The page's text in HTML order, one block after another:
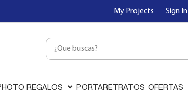
My Projects Sign In
REGALOS PORTARETRATOS OFERTAS